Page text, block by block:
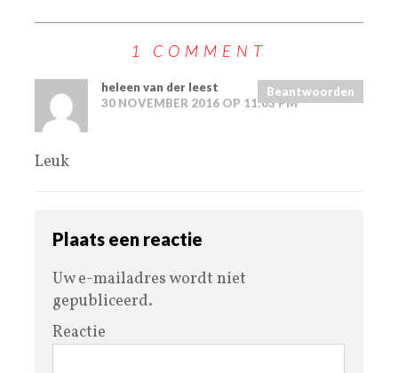
1 COMMENT
heleen van der leest
30 NOVEMBER 2016 OP 11:03 PM
Beantwoorden
Leuk
Plaats een reactie
Uw e-mailadres wordt niet
gepubliceerd.
Reactie